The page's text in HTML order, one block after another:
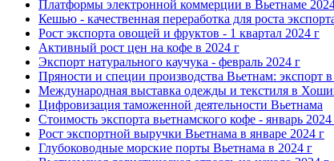
Платформы электронной коммерции в Вьетнаме
Кешью - качественная переработка для роста
Рост экспорта овощей и фруктов - 1 квартал 2024 г
Активный рост цен на кофе в 2024 г
Экспорт натурального каучука - февраль 2024 г
Пряности и специи производства Вьетнам: экспорт
Международная выставка одежды и текстиля в
Цифровизация таможенной деятельности Вьетнама
Стоимость экспорта вьетнамского кофе - январь 2024
Рост экспортной выручки Вьетнама в январе 2024 г
Глубоководные морские порты Вьетнама в 2024 г